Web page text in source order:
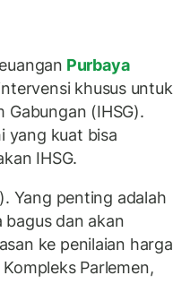
Purbaya
khusus untuk
Gabungan (IHSG).
yang kuat bisa
IHSG.
Yang penting adalah
dan akan
ke penilaian harga
Parlemen,